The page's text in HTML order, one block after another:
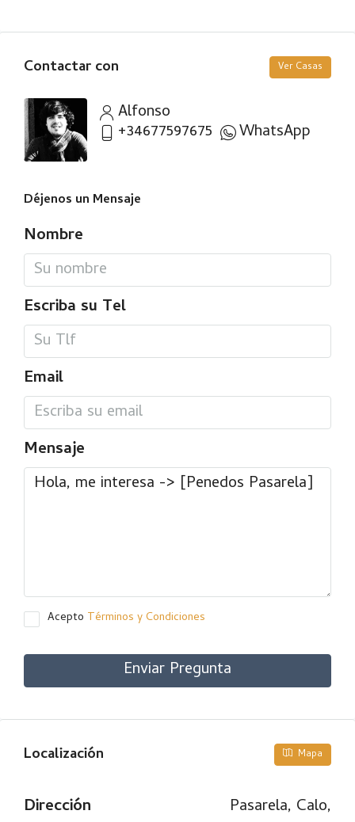
Contactar con Ver Casas
Alfonso
+34677597675 WhatsApp
Déjenos un Mensaje
Nombre
Escriba su Tel
Email
Mensaje
Acepto Términos y Condiciones
Enviar Pregunta
Localización Mapa
Dirección
Pasarela, Calo,